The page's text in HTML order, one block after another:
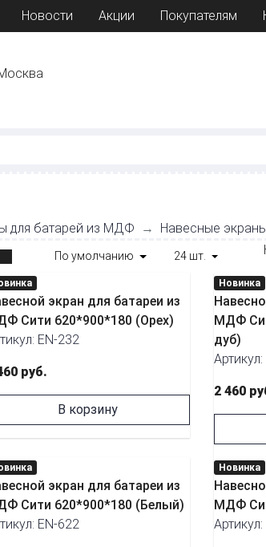
Новости Акции Покупателям
для батарей из МДФ Навесные экраны
По умолчанию 24 шт.
экран для батареи из
Сити 620*900*180 (Орех)
EN-232
руб.
В корзину
Новинка
МДФ
дуб)
2 460
экран для батареи из
Сити 620*900*180 (Белый)
EN-622
Новинка
МДФ